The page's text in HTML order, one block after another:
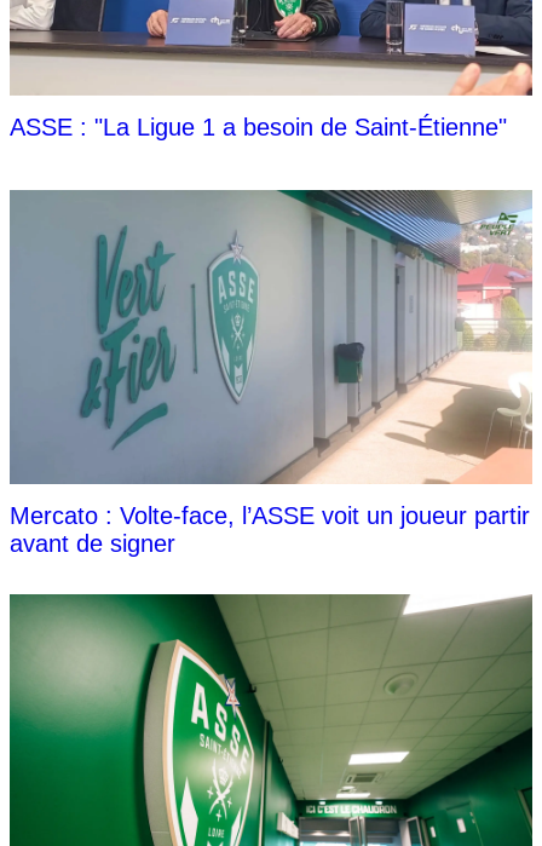
ASSE : "La Ligue 1 a besoin de Saint-Étienne"
Mercato : Volte-face, l’ASSE voit un joueur partir
avant de signer